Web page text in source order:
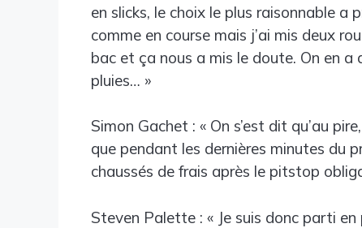
en slicks, le choix le plus raisonnable a
comme en course mais j’ai mis deux
bac et ça nous a mis le doute. On en a
pluies… »
Simon Gachet : « On s’est dit qu’au
que pendant les dernières minutes du
chaussés de frais après le pitstop
Steven Palette : « Je suis donc parti